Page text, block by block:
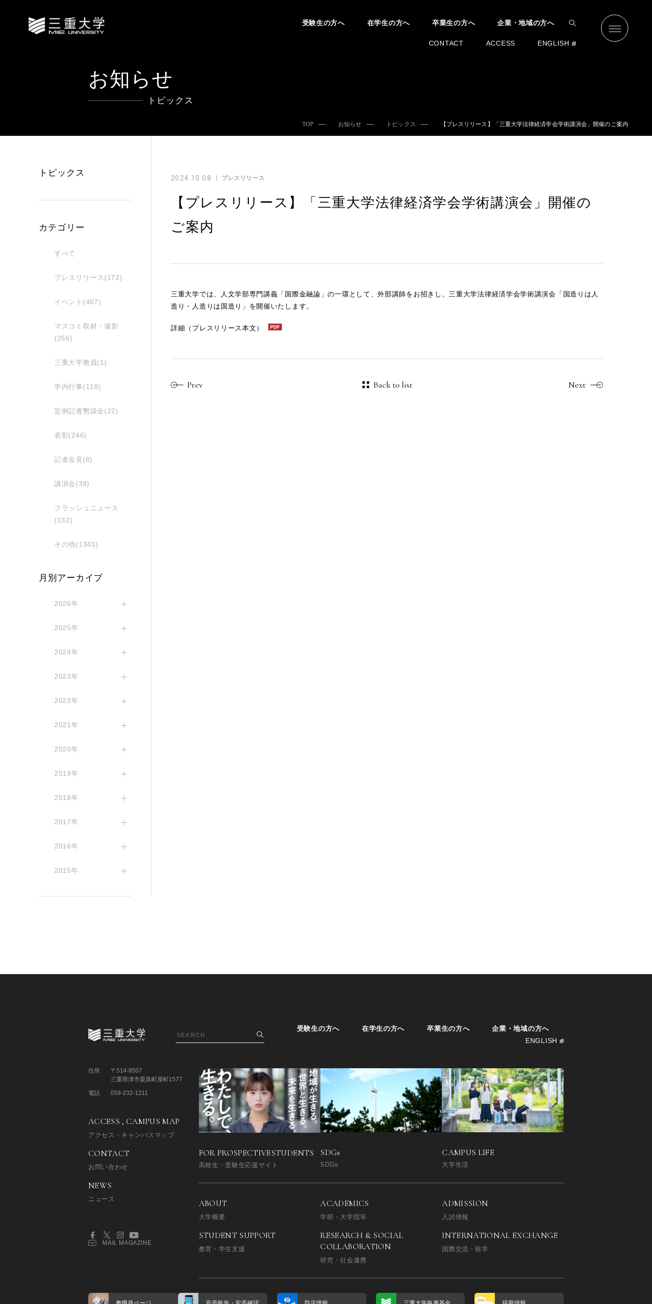
受験生の方へ 在学生の方へ 卒業生の方へ 企業・地域の方へ
CONTACT ACCESS ENGLISH
お知らせ
トピックス
TOP お知らせ トピックス 【プレスリリース】「三重大学法律経済学会学術講演会」開催のご案内
2024.10.08 プレスリリース
【プレスリリース】「三重大学法律経済学会学術講演会」開催の
ご案内
三重大学では、人文学部専門講義「国際金融論」の一環として、外部講師をお招きし、三重大学法律経済学会学術講演会「国造りは人
造り・人造りは国造り」を開催いたします。
詳細（プレスリリース本文）
Prev Back to list Next
トピックス
カテゴリー
すべて
プレスリリース(172)
イベント(407)
マスコミ取材・撮影
(256)
三重大学教員(1)
学内行事(118)
定例記者懇談会(22)
表彰(246)
記者会見(8)
講演会(38)
フラッシュニュース
(132)
その他(1343)
月別アーカイブ
2026年
2025年
2024年
2023年
2022年
2021年
2020年
2019年
2018年
2017年
2016年
2015年
受験生の方へ 在学生の方へ 卒業生の方へ
企業・地域の方へ
ENGLISH
FOR PROSPECTIVESTUDENTS
高校生・受験生応援サイト
SDGs
SDGs
CAMPUS LIFE
大学生活
ABOUT
大学概要
ACADEMICS
学部・大学院等
ADMISSION
入試情報
STUDENT SUPPORT
教育・学生支援
RESEARCH & SOCIAL
COLLABORATION
研究・社会連携
INTERNATIONAL EXCHANGE
国際交流・留学
住所
〒514-8507
三重県津市栗真町屋町1577
電話
059-232-1211
ACCESS , CAMPUS MAP
アクセス・キャンパスマップ
CONTACT
お問い合わせ
NEWS
ニュース
MAIL MAGAZINE